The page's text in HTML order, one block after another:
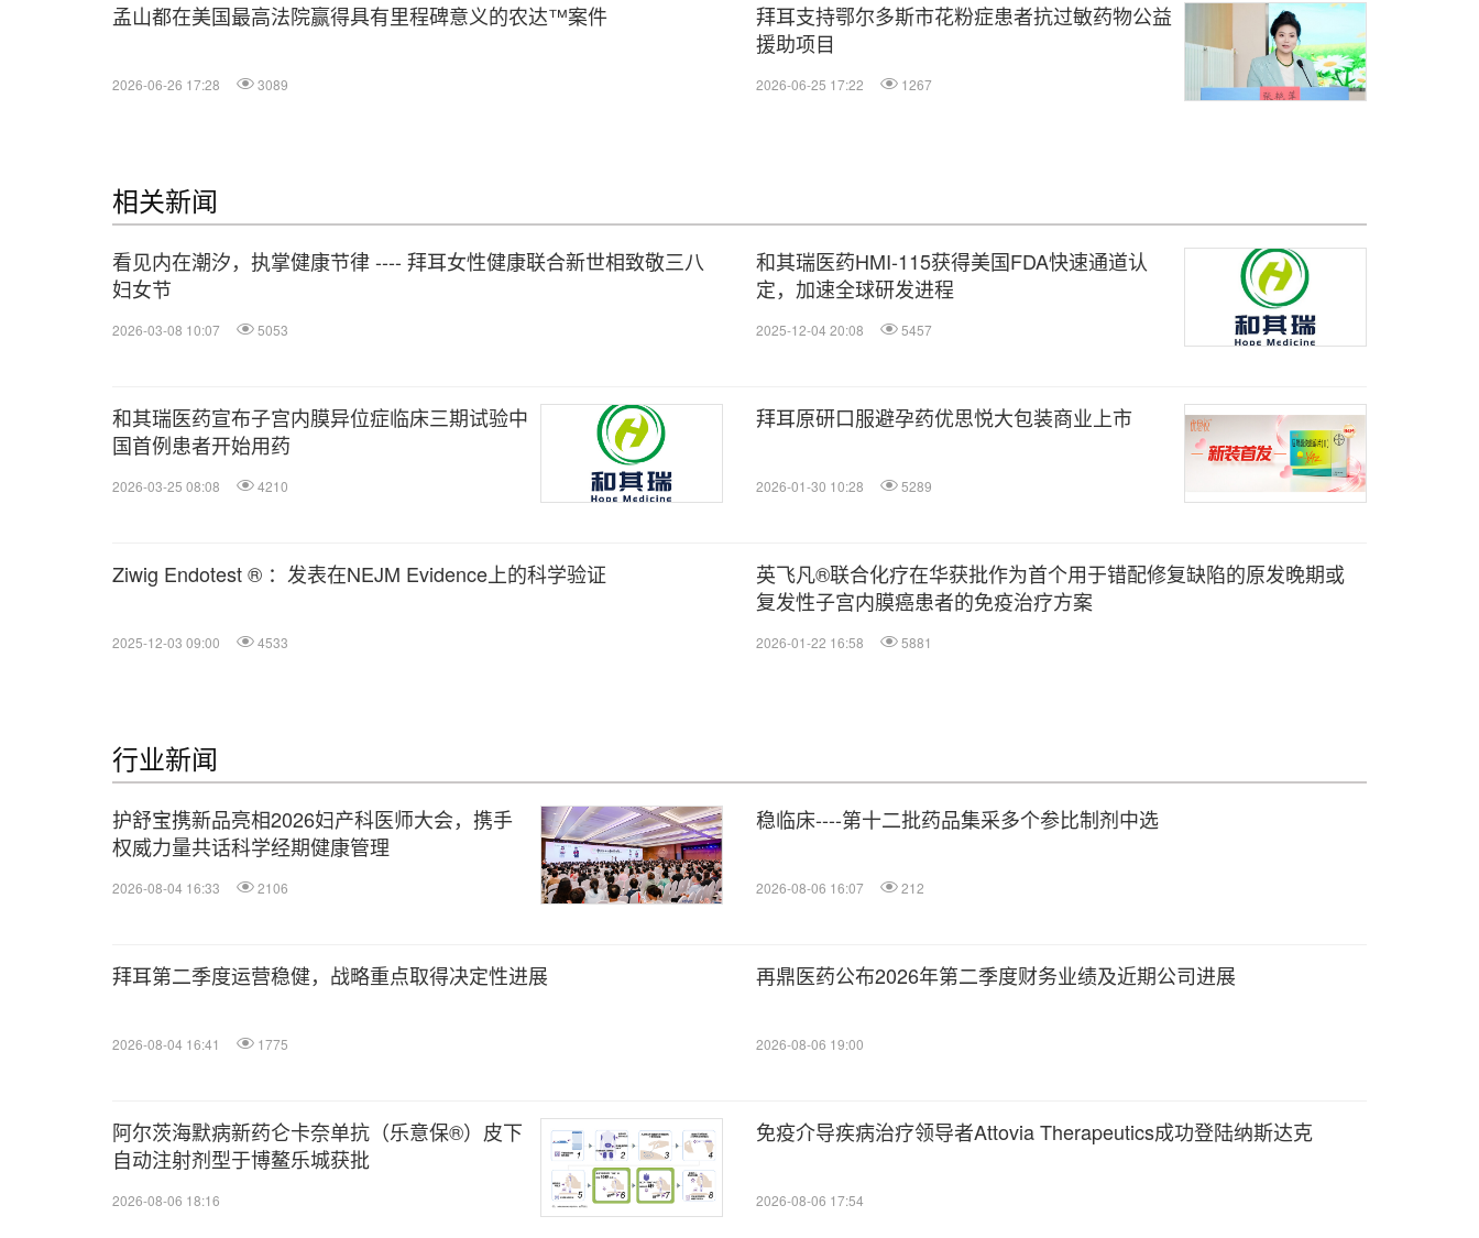
孟山都在美国最高法院赢得具有里程碑意义的农达™案件
2026-06-26 17:28 3089
拜耳支持鄂尔多斯市花粉症患者抗过敏药物公益
援助项目
2026-06-25 17:22 1267
相关新闻
看见内在潮汐，执掌健康节律 ---- 拜耳女性健康联合新世相致敬三八
妇女节
2026-03-08 10:07 5053
和其瑞医药HMI-115获得美国FDA快速通道认
定，加速全球研发进程
2025-12-04 20:08 5457
和其瑞医药宣布子宫内膜异位症临床三期试验中
国首例患者开始用药
2026-03-25 08:08 4210
拜耳原研口服避孕药优思悦大包装商业上市
2026-01-30 10:28 5289
Ziwig Endotest ® ：发表在NEJM Evidence上的科学验证
2025-12-03 09:00 4533
英飞凡®联合化疗在华获批作为首个用于错配修复缺陷的原发晚期或
复发性子宫内膜癌患者的免疫治疗方案
2026-01-22 16:58 5881
行业新闻
护舒宝携新品亮相2026妇产科医师大会，携手
权威力量共话科学经期健康管理
2026-08-04 16:33 2106
稳临床----第十二批药品集采多个参比制剂中选
2026-08-06 16:07 212
拜耳第二季度运营稳健，战略重点取得决定性进展
2026-08-04 16:41 1775
再鼎医药公布2026年第二季度财务业绩及近期公司进展
2026-08-06 19:00
阿尔茨海默病新药仑卡奈单抗（乐意保®）皮下
自动注射剂型于博鳌乐城获批
2026-08-06 18:16
免疫介导疾病治疗领导者Attovia Therapeutics成功登陆纳斯达克
2026-08-06 17:54